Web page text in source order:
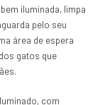
iluminada, limpa
pelo seu
área de espera
gatos que
com